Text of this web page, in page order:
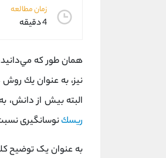
زمان مطالعه
4 دقیقه
همان طور كه
نيز، به عنوان يك
البته بیش از دانش،
ريسكنوسانگیری
به عنوان یک توضیح